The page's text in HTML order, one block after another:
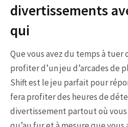
divertissements
qui
Que vous avez du temps à tuer
profiter d’un jeu d’arcades de
Shift est le jeu parfait pour
fera profiter des heures de
divertissement partout où vous